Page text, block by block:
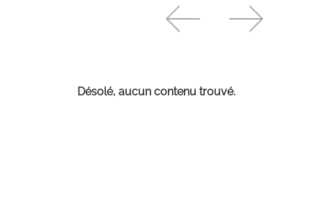
Désolé, aucun contenu trouvé.